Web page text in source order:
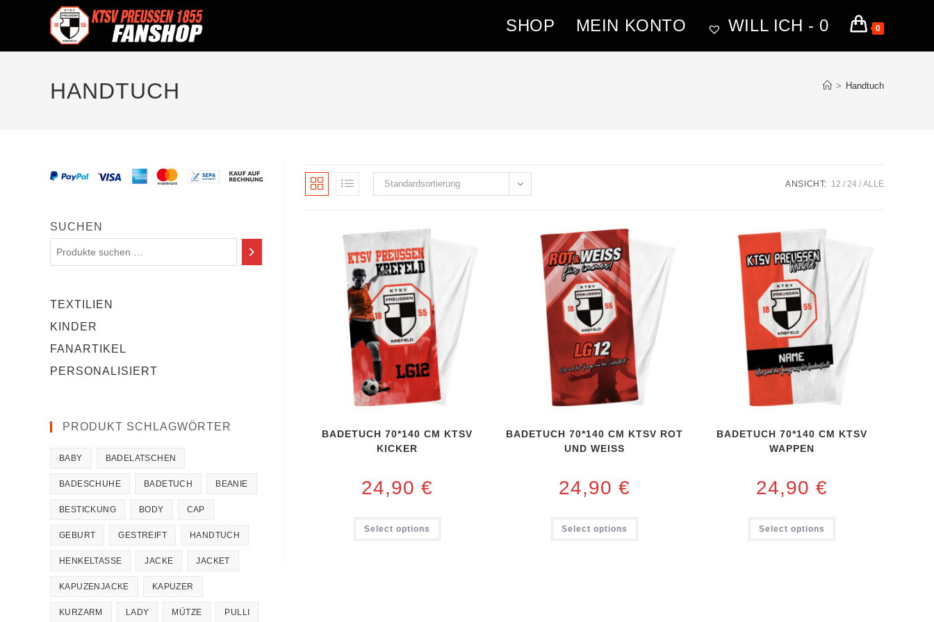
SHOP MEIN KONTO WILL ICH - 0 0
HANDTUCH > Handtuch
Standardsortierung ANSICHT: 12 24 ALLE
BADETUCH 70*140 CM KTSV
KICKER
24,90 €
Select options
BADETUCH 70*140 CM KTSV ROT
UND WEISS
24,90 €
Select options
BADETUCH 70*140 CM KTSV
WAPPEN
24,90€
Select options
SUCHEN
TEXTILIEN
KINDER
FANARTIKEL
PERSONALISIERT
PRODUKT SCHLAGWÖRTER
BABY BADELATSCHEN
BADESCHUHE BADETUCH BEANIE
BESTICKUNG BODY CAP
GEBURT GESTREIFT HANDTUCH
HENKELTASSE JACKE JACKET
KAPUZENJACKE KAPUZER
KURZARM LADY MÜTZE PULLI